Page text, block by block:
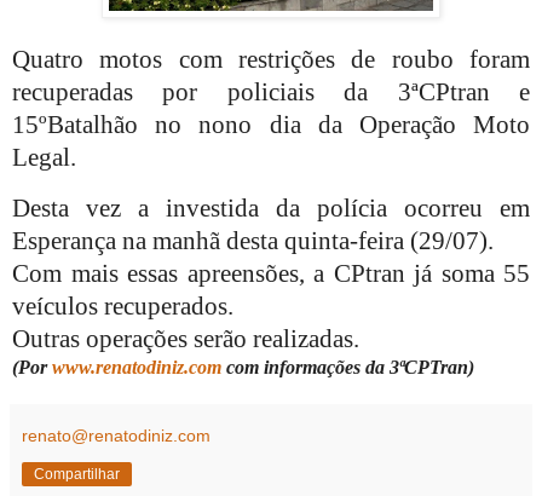
Quatro motos com restrições de roubo foram
recuperadas por policiais da 3ªCPtran e
15ºBatalhão no nono dia da Operação Moto
Legal.
Desta vez a investida da polícia ocorreu em
Esperança na manhã desta quinta-feira (29/07).
Com mais essas apreensões, a CPtran já soma 55
veículos recuperados.
Outras operações serão realizadas.
(Porwww.renatodiniz.com com informações da 3ªCPTran)
renato@renatodiniz.com
Compartilhar